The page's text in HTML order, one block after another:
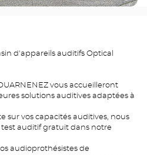
d'appareils auditifs Optical
vous accueilleront
solutions auditives adaptées à
sur vos capacités auditives, nous
auditif gratuit dans notre
audioprothésistes de